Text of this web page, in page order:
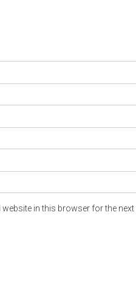
website in this browser for the